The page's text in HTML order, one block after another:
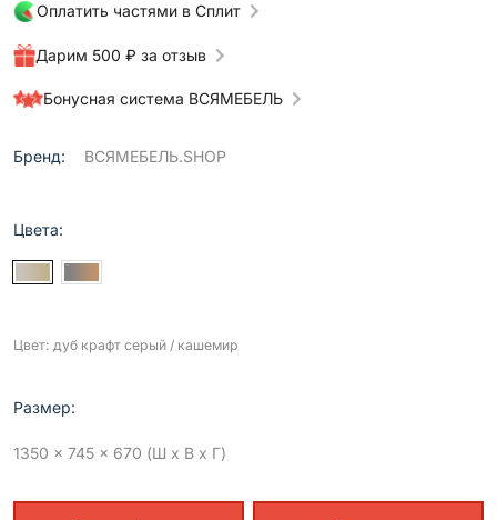
Оплатить частями в Сплит
Дарим 500 ₽ за отзыв
Бонусная система ВСЯМЕБЕЛЬ
Бренд: ВСЯМЕБЕЛЬ.SHOP
Цвета:
Цвет: дуб крафт серый / кашемир
Размер:
1350 x 745 x 670 (Ш x В x Г)